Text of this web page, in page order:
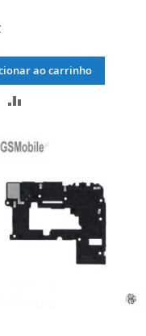
ao carrinho
ADICIONAR
COMPARAÇÃO